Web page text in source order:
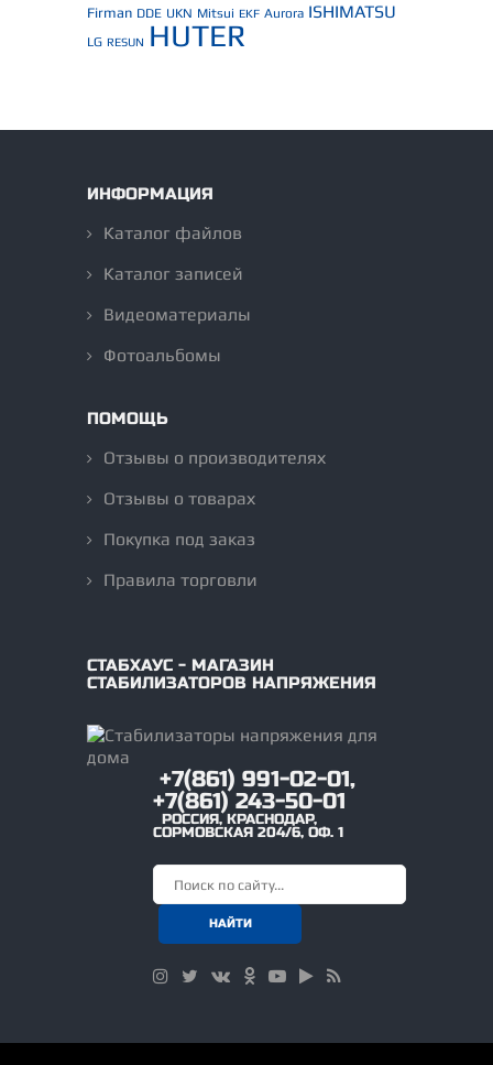
Firman DDE UKN Mitsui EKF Aurora ISHIMATSU
LG RESUN HUTER
ИНФОРМАЦИЯ
Каталог файлов
Каталог записей
Видеоматериалы
Фотоальбомы
ПОМОЩЬ
Отзывы о производителях
Отзывы о товарах
Покупка под заказ
Правила торговли
СТАБХАУС - МАГАЗИН
СТАБИЛИЗАТОРОВ НАПРЯЖЕНИЯ
+7(861) 991-02-01,
+7(861) 243-50-01
РОССИЯ,КРАСНОДАР,
СОРМОВСКАЯ 204/6, ОФ. 1